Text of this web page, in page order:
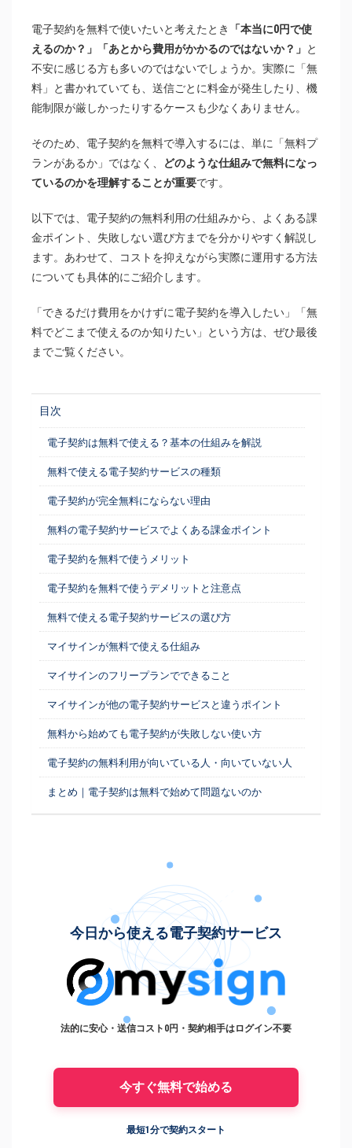
電子契約を無料で使いたいと考えたとき
「本当に0円で使
えるのか？」「あとから費用がかかるのではないか？」 と
不安に感じる方も多いのではないでしょうか。実際に「無
料」と書かれていても、送信ごとに料金が発生したり、機
能制限が厳しかったりするケースも少なくありません。
そのため、電子契約を無料で導入するには、単に「無料プ
ランがあるか」ではなく、
どのような仕組みで無料になっ
ているのかを理解することが重要です。
以下では、電子契約の無料利用の仕組みから、よくある課
金ポイント、失敗しない選び方までを分かりやすく解説し
ます。あわせて、コストを抑えながら実際に運用する方法
についても具体的にご紹介します。
「できるだけ費用をかけずに電子契約を導入したい」「無
料でどこまで使えるのか知りたい」という方は、ぜひ最後
までご覧ください。
目次
電子契約は無料で使える？基本の仕組みを解説
無料で使える電子契約サービスの種類
電子契約が完全無料にならない理由
無料の電子契約サービスでよくある課金ポイント
電子契約を無料で使うメリット
電子契約を無料で使うデメリットと注意点
無料で使える電子契約サービスの選び方
マイサインが無料で使える仕組み
マイサインのフリープランでできること
マイサインが他の電子契約サービスと違うポイント
無料から始めても電子契約が失敗しない使い方
電子契約の無料利用が向いている人・向いていない人
まとめ｜電子契約は無料で始めて問題ないのか
今日から使える電子契約サービス
法的に安心・送信コスト0円・契約相手はログイン不要
今すぐ無料で始める
最短1分で契約スタート